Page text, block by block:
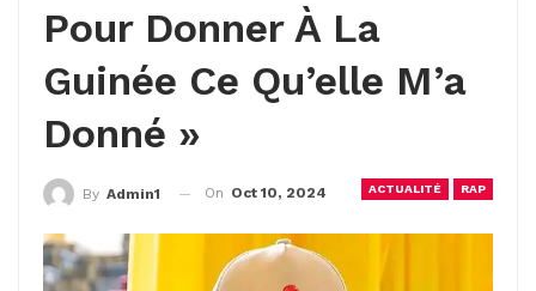
Pour Donner À La
Guinée Ce Qu’elle M’a
Donné »
ACTUALITÉ RAP
By Admin1 On Oct 10, 2024